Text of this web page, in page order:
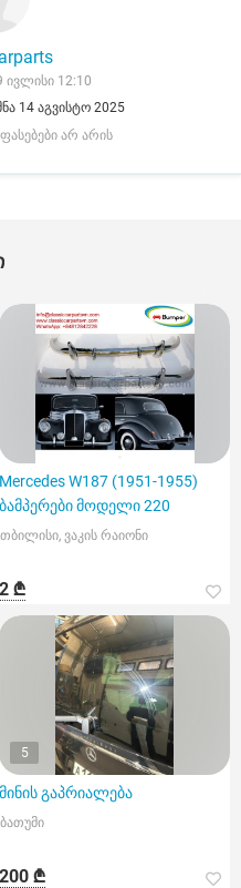
ივლისი 12:10
14 აგვისტო 2025
არ არის
Mercedes W187 (1951-1955)
ბამპერები მოდელი 220
თბილისი, ვაკის რაიონი
2 ₾
5
მინის გაპრიალება
ბათუმი
200 ₾